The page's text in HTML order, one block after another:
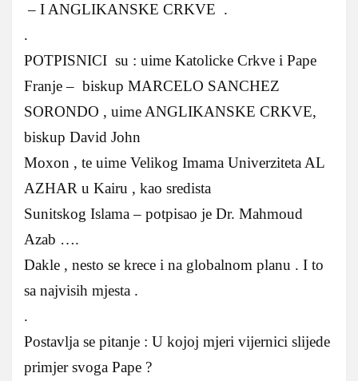
– I ANGLIKANSKE CRKVE .
.
POTPISNICI su : uime Katolicke Crkve i Pape
Franje – biskup MARCELO SANCHEZ
SORONDO , uime ANGLIKANSKE CRKVE,
biskup David John
Moxon , te uime Velikog Imama Univerziteta AL
AZHAR u Kairu , kao sredista
Sunitskog Islama – potpisao je Dr. Mahmoud
Azab ….
Dakle , nesto se krece i na globalnom planu . I to
sa najvisih mjesta .
.
Postavlja se pitanje : U kojoj mjeri vijernici slijede
primjer svoga Pape ?